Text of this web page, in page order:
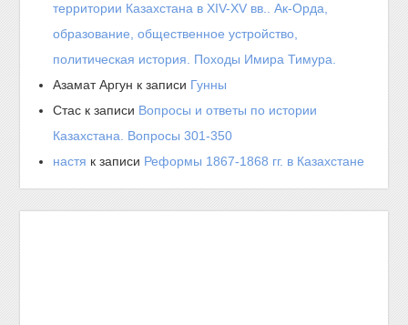
территории Казахстана в XIV-XV вв.. Ак-Орда,
образование, общественное устройство,
политическая история. Походы Имира Тимура.
Азамат Аргун к записи Гунны
Стас к записи Вопросы и ответы по истории
Казахстана. Вопросы 301-350
настя к записи Реформы 1867-1868 гг. в Казахстане